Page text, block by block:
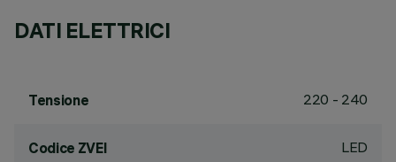
DATI ELETTRICI
Tensione 220 - 240
Codice ZVEI LED